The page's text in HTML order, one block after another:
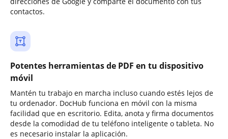
contactos.
Potentes herramientas de PDF en tu dispositivo
móvil
Mantén tu trabajo en marcha incluso cuando estés lejos de
tu ordenador. DocHub funciona en móvil con la misma
facilidad que en escritorio. Edita, anota y firma documentos
desde la comodidad de tu teléfono inteligente o tableta. No
es necesario instalar la aplicación.